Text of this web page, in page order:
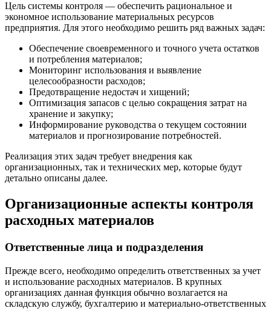
Цель системы контроля — обеспечить рациональное и
экономное использование материальных ресурсов
предприятия. Для этого необходимо решить ряд важных задач:
Обеспечение своевременного и точного учета остатков
и потребления материалов;
Мониторинг использования и выявление
целесообразности расходов;
Предотвращение недостач и хищений;
Оптимизация запасов с целью сокращения затрат на
хранение и закупку;
Информирование руководства о текущем состоянии
материалов и прогнозирование потребностей.
Реализация этих задач требует внедрения как
организационных, так и технических мер, которые будут
детально описаны далее.
Организационные аспекты контроля
расходных материалов
Ответственные лица и подразделения
Прежде всего, необходимо определить ответственных за учет
и использование расходных материалов. В крупных
организациях данная функция обычно возлагается на
складскую службу, бухгалтерию и материально-ответственных